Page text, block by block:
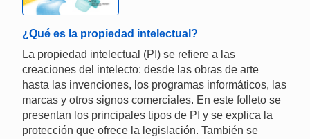
¿Qué es la propiedad intelectual?
La propiedad intelectual (PI) se refiere a las
creaciones del intelecto: desde las obras de arte
hasta las invenciones, los programas informáticos, las
marcas y otros signos comerciales. En este folleto se
presentan los principales tipos de PI y se explica la
protección que ofrece la legislación. También se